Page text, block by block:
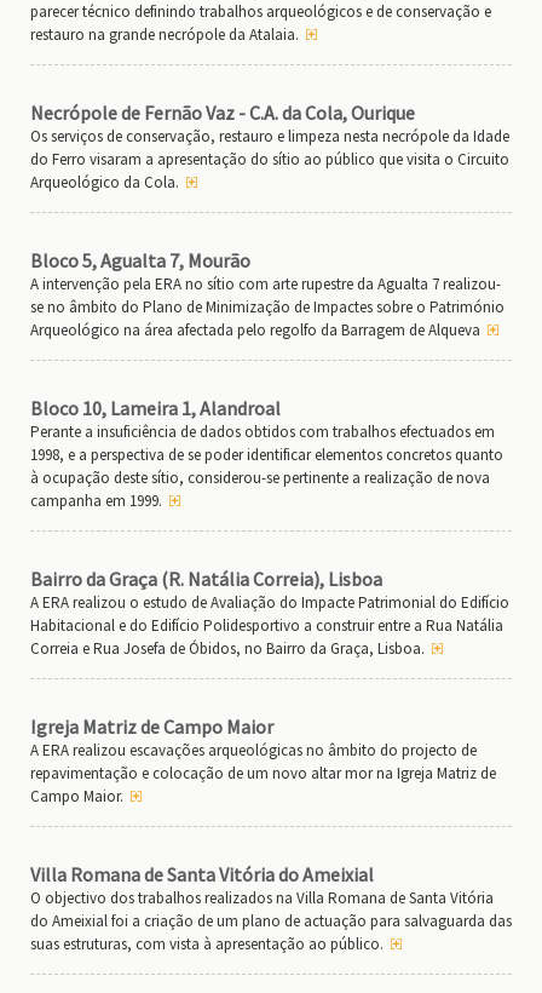
parecer técnico definindo trabalhos arqueológicos e de conservação e
restauro na grande necrópole da Atalaia.
Necrópole de Fernão Vaz - C.A. da Cola, Ourique
Os serviços de conservação, restauro e limpeza nesta necrópole da Idade
do Ferro visaram a apresentação do sítio ao público que visita o Circuito
Arqueológico da Cola.
Bloco 5, Agualta 7, Mourão
A intervenção pela ERA no sítio com arte rupestre da Agualta 7 realizou-
se no âmbito do Plano de Minimização de Impactes sobre o Património
Arqueológico na área afectada pelo regolfo da Barragem de Alqueva
Bloco 10, Lameira 1, Alandroal
Perante a insuficiência de dados obtidos com trabalhos efectuados em
1998, e a perspectiva de se poder identificar elementos concretos quanto
à ocupação deste sítio, considerou-se pertinente a realização de nova
campanha em 1999.
Bairro da Graça (R. Natália Correia), Lisboa
A ERA realizou o estudo de Avaliação do Impacte Patrimonial do Edifício
Habitacional e do Edifício Polidesportivo a construir entre a Rua Natália
Correia e Rua Josefa de Óbidos, no Bairro da Graça, Lisboa.
Igreja Matriz de Campo Maior
A ERA realizou escavações arqueológicas no âmbito do projecto de
repavimentação e colocação de um novo altar mor na Igreja Matriz de
Campo Maior.
Villa Romana de Santa Vitória do Ameixial
O objectivo dos trabalhos realizados na Villa Romana de Santa Vitória
do Ameixial foi a criação de um plano de actuação para salvaguarda das
suas estruturas, com vista à apresentação ao público.